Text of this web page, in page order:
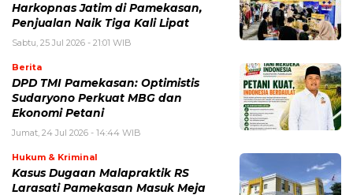
Harkopnas Jatim di Pamekasan,
Penjualan Naik Tiga Kali Lipat
Sabtu, 25 Jul 2026 - 21:01 WIB
Berita
DPD TMI Pamekasan: Optimistis
Sudaryono Perkuat MBG dan
Ekonomi Petani
Jumat, 24 Jul 2026 - 14:44 WIB
Hukum & Kriminal
Kasus Dugaan Malapraktik RS
Larasati Pamekasan Masuk Meja